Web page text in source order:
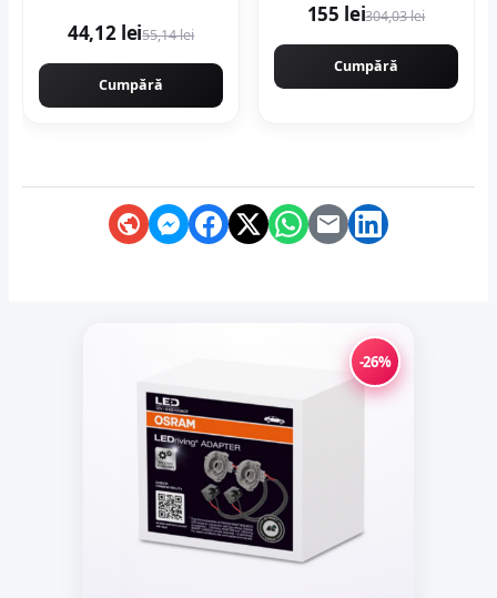
44,12 lei55,14 lei
Cumpără
EurGas B4195
155 lei304,03 lei
Cumpără
-26%